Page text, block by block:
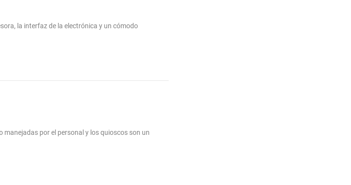
la interfaz de la electrónica y un cómodo
manejadas por el personal y los quioscos son un